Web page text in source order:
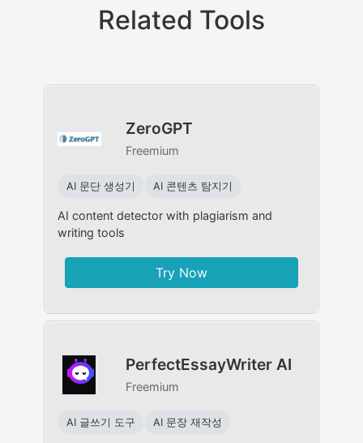
Related Tools
ZeroGPT
Freemium
AI 문단 생성기 AI 콘텐츠 탐지기
AI content detector with plagiarism and
writing tools
Try Now
PerfectEssayWriter AI
Freemium
AI 글쓰기 도구 AI 문장 재작성